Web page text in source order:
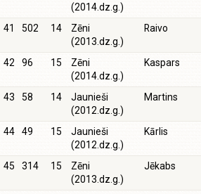
(2014.dz.g.)
41 502 14
Zēni
(2013.dz.g.)
Raivo
42 96 15
Zēni
(2014.dz.g.)
Kaspars
43 58 14
Jaunieši
(2012.dz.g.)
Martins
44 49 15
Jaunieši
(2012.dz.g.)
Kārlis
45 314 15
Zēni
(2013.dz.g.)
Jēkabs